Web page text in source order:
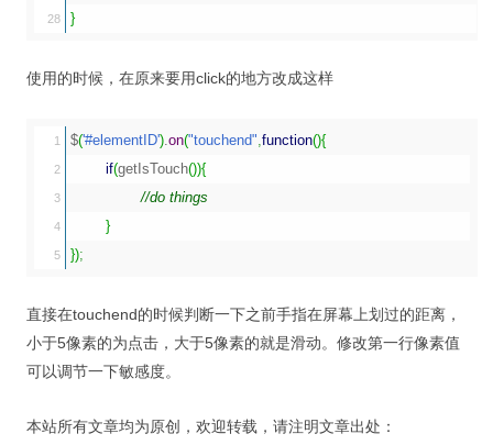
}
使用的时候，在原来要用click的地方改成这样
1
2
3
4
$('#elementID').on("touchend",function(){
if(getIsTouch()){
//do things
}
});
直接在touchend的时候判断一下之前手指在屏幕上划过的距离，
小于5像素的为点击，大于5像素的就是滑动。修改第一行像素值
可以调节一下敏感度。
本站所有文章均为原创，欢迎转载，请注明文章出处：